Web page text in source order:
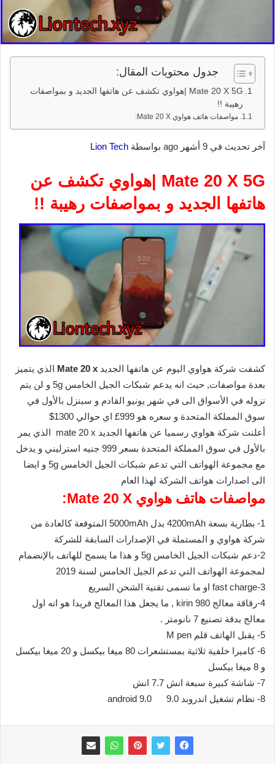
جدول محتويات المقال:
Mate 20 X 5G |هواوي تكشف عن هاتفها الجديد و بمواصفات
رهيبة !!
مواصفات هاتف هواوي Mate 20 X:
آخر تحديث في 9 أشهر ago بواسطة Lion Tech
Mate 20 X 5G |هواوي تكشف عن
هاتفها الجديد و بمواصفات رهيبة !!
كشفت شركة هواوي اليوم عن هاتفها الجديد Mate 20 x الذي يتميز
بعدة مواصفات, حيث انه يدعم شبكات الجيل الخامس 5g و لن يتم
نزوله في الأسواق الى في شهر يونيو القادم و سينزل بالأول في
سوق المملكة المتحدة و سعره هو 999£ اي حوالي 1300$
أعلنت شركة هواوي رسميا عن هاتفها الجديد mate 20 x الذي يمر
بالأول في سوق المملكة المتحدة بسعر 999 جنيه استرليني و يدخل
مع مجموعة الهواتف التي تدعم شبكات الجيل الخامس 5g و ايضا
الى اصدارات هواتف الشركة لهذا العام
مواصفات هاتف هواوي Mate 20 X:
1- بطارية بسعة 4200mAh بدل 5000mAh المتوقعة كالعادة من
شركة هواوي و المستملة في الإصدارات السابقة للشركة
2-دعم شبكات الجيل الخامس 5g و هذا ما يسمح للهاتف بالإنضمام
لمجموعة الهواتف التي تدعم الجيل الخامس لسنة 2019
3-fast charge او ما تسمى تقنية الشحن السريع
4-رقاقة معالج kirin 980 , ما يجعل هذا المعالج فريدا هو انه اول
معالج بدقة تصنيع 7 نانومتر .
5- يقبل الهاتف قلم M pen
6- كاميرا خلفية ثلاثية بمستشعرات 80 ميغا بيكسل و 20 ميغا بيكسل
و 8 ميغا بيكسل
7- شاشة كبيرة سبعة انش 7.7 انش
8- نظام تشغيل اندروبد 9.0 android 9.0